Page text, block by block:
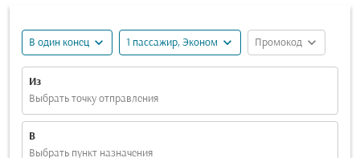
В один конец expand_more 1 пассажир, Эконом expand_more Промокод expand_more
Из
Выбрать точку отправления
В
Выбрать пункт назначения